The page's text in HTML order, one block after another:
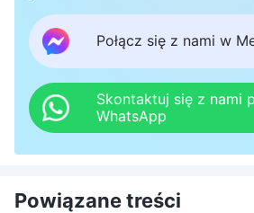
Połącz się z nami w
Skontaktuj się z nami
WhatsApp
Powiązane treści